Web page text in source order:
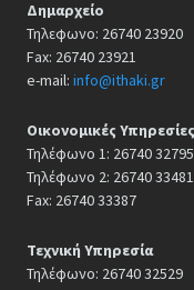
Δημαρχείο
Τηλεφωνο: 26740 23920
Fax: 26740 23921
e-mail:info@ithaki.gr
Οικονομικές Υπηρεσίες
Τηλέφωνο 1: 26740 32795
Τηλέφωνο 2: 26740 33481
Fax: 26740 33387
Τεχνική Υπηρεσία
Τηλέφωνο: 26740 32529